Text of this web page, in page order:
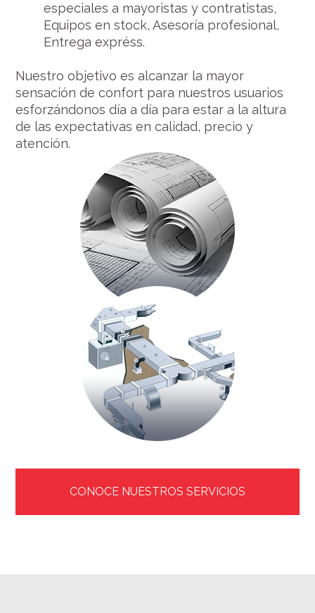
especiales a mayoristas y contratistas,
Equipos en stock, Asesoría profesional,
Entrega expréss.
Nuestro objetivo es alcanzar la mayor
sensación de confort para nuestros usuarios
esforzándonos día a día para estar a la altura
de las expectativas en calidad, precio y
atención.
CONOCE NUESTROS SERVICIOS